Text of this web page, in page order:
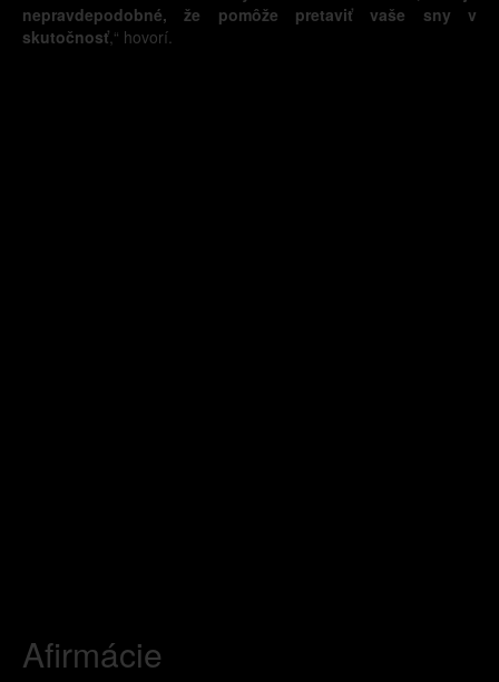
nepravdepodobné, že pomôže pretaviť vaše sny v
skutočnosť,“ hovorí.
Afirmácie